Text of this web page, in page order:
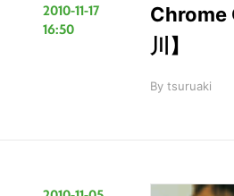
2010-11-17
16:50
Chrome
川】
By tsuruaki